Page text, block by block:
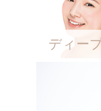
ディー